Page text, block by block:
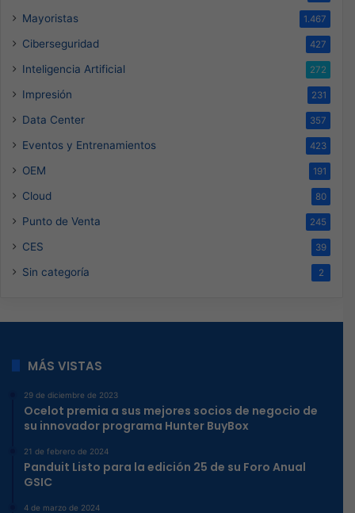
Mayoristas 1.467
Ciberseguridad 427
Inteligencia Artificial 272
Impresión 231
Data Center 357
Eventos y Entrenamientos 423
OEM 191
Cloud 80
Punto de Venta 245
CES 39
Sin categoría 2
MÁS VISTAS
29 de diciembre de 2023
Ocelot premia a sus mejores socios de negocio de
su innovador programa Hunter BuyBox
21 de febrero de 2024
Panduit Listo para la edición 25 de su Foro Anual
GSIC
4 de marzo de 2024